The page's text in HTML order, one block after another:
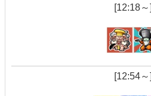
[12:18～]
[12:54～]